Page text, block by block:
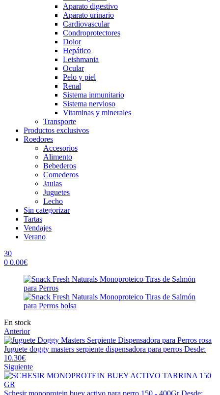
Aparato digestivo
Aparato urinario
Cardiovascular
Condroprotectores
Dolor
Hepático
Leishmania
Ocular
Pelo y piel
Renal
Sistema inmunitario
Sistema nervioso
Vitaminas y minerales
Transporte
Productos exclusivos
Roedores
Accesorios
Alimento
Bebederos
Comederos
Jaulas
Juguetes
Lecho
Sin categorizar
Tartas
Vendajes
Verano
30
0 0.00€
Availability:
En stock
Anterior
Juguete doggy masters serpiente dispensadora para perros Desde:
10.30€
Siguiente
Schesir monoprotein buey activo para perro 150 - 400Gr Desde: